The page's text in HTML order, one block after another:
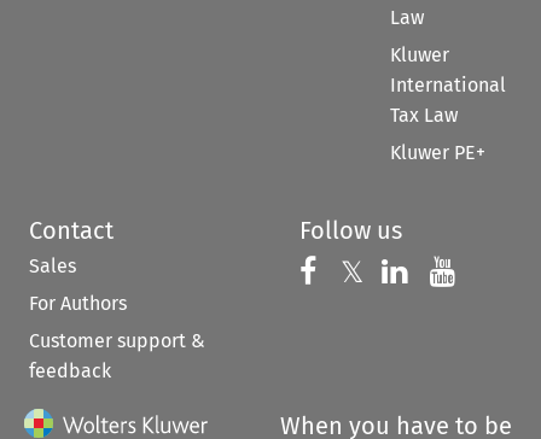
Law
Kluwer
International
Tax Law
Kluwer PE+
Contact
Sales
For Authors
Customer support &
feedback
Follow us
Follow us on
𝕏 Follow us on
Follow us
When you have to be